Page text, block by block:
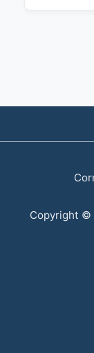
Copyright ©